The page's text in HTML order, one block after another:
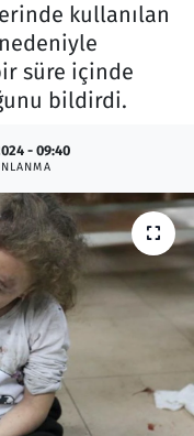
kullanılan
süre içinde
bildirdi.
- 09:40